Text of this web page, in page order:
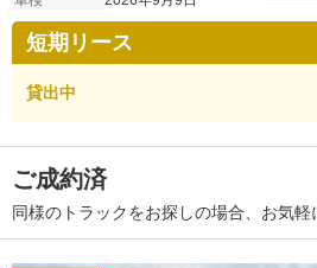
短期リース
貸出中
ご成約済
同様のトラックをお探しの場合、お気軽